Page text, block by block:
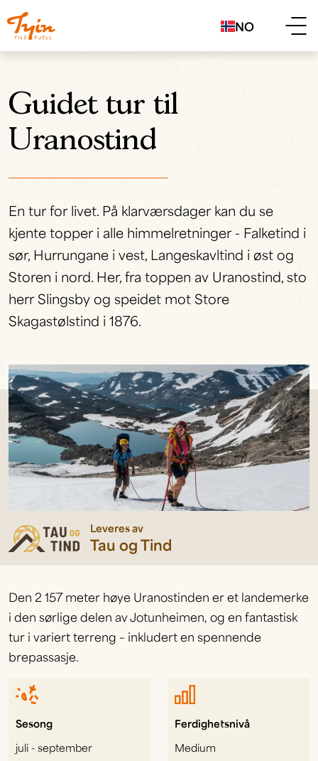
NO
Guidet tur til
Uranostind
En tur for livet. På klarværsdager kan du se
kjente topper i alle himmelretninger - Falketind i
sør, Hurrungane i vest, Langeskavltind i øst og
Storen i nord. Her, fra toppen av Uranostind, sto
herr Slingsby og speidet mot Store
Skagastølstind i 1876.
Leveres av
Tau og Tind
Den 2 157 meter høye Uranostinden er et landemerke
i den sørlige delen av Jotunheimen, og en fantastisk
tur i variert terreng – inkludert en spennende
brepassasje.
Sesong
juli - september
Ferdighetsnivå
Medium